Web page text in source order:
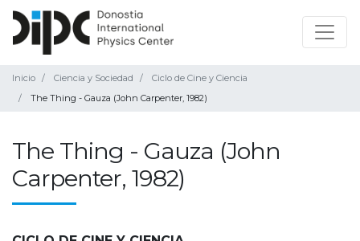
Inicio Ciencia y Sociedad
Ciclo de Cine y Ciencia
The Thing - Gauza (John Carpenter, 1982)
The Thing - Gauza (John
Carpenter, 1982)